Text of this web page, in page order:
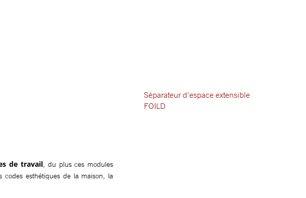
de travail, du plus ces modules
codes esthétiques de la maison, la
Séparateur d'espace extensible
FOILD